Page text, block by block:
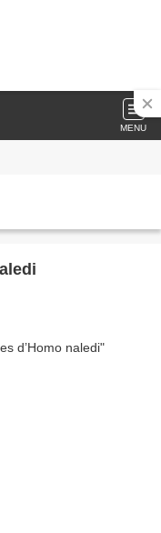
MENU